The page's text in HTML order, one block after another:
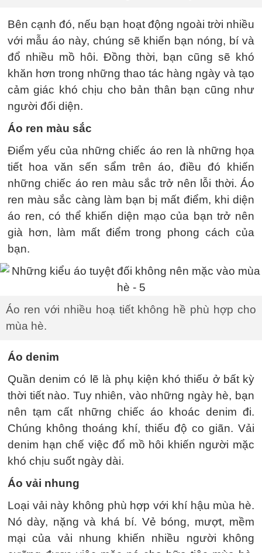
Bên cạnh đó, nếu bạn hoạt động ngoài trời nhiều
với mẫu áo này, chúng sẽ khiến bạn nóng, bí và
đổ nhiều mồ hôi. Đồng thời, bạn cũng sẽ khó
khăn hơn trong những thao tác hàng ngày và tạo
cảm giác khó chịu cho bản thân bạn cũng như
người đối diện.
Áo ren màu sắc
Điểm yếu của những chiếc áo ren là những họa
tiết hoa văn sến sẩm trên áo, điều đó khiến
những chiếc áo ren màu sắc trở nên lỗi thời. Áo
ren màu sắc càng làm bạn bị mất điểm, khi diện
áo ren, có thể khiến diện mạo của bạn trở nên
già hơn, làm mất điểm trong phong cách của
bạn.
Áo ren với nhiều hoạ tiết không hề phù hợp cho
mùa hè.
Áo denim
Quần denim có lẽ là phụ kiện khó thiếu ở bất kỳ
thời tiết nào. Tuy nhiên, vào những ngày hè, bạn
nên tạm cất những chiếc áo khoác denim đi.
Chúng không thoáng khí, thiếu độ co giãn. Vải
denim hạn chế việc đổ mồ hôi khiến người mặc
khó chịu suốt ngày dài.
Áo vải nhung
Loại vải này không phù hợp với khí hậu mùa hè.
Nó dày, nặng và khá bí. Vẻ bóng, mượt, mềm
mại của vải nhung khiến nhiều người không